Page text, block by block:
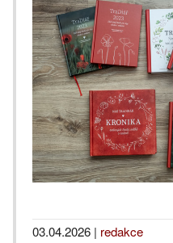
03.04.2026 | redakce